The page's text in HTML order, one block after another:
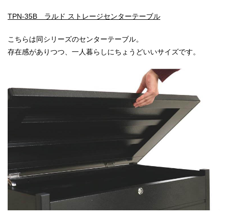
TPN-35B ラルド ストレージセンターテーブル
こちらは同シリーズのセンターテーブル。
存在感がありつつ、一人暮らしにちょうどいいサイズです。